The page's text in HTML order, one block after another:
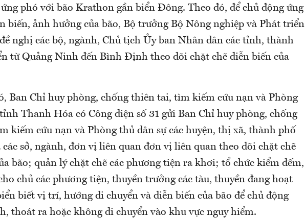
phó với bão Krathon gần biển Đông. Theo đó, để chủ động ứng
biến, ảnh hưởng của bão, Bộ trưởng Bộ Nông nghiệp và Phát triển
nghị các bộ, ngành, Chủ tịch Ủy ban Nhân dân các tỉnh, thành
từ Quảng Ninh đến Bình Định theo dõi chặt chẽ diễn biến của
Ban Chỉ huy phòng, chống thiên tai, tìm kiếm cứu nạn và Phòng
Thanh Hóa có Công điện số 31 gửi Ban Chỉ huy phòng, chống
kiếm cứu nạn và Phòng thủ dân sự các huyện, thị xã, thành phố
các sở, ngành, đơn vị liên quan đơn vị liên quan theo dõi chặt chẽ
bão; quản lý chặt chẽ các phương tiện ra khơi; tổ chức kiểm đếm,
chủ các phương tiện, thuyền trưởng các tàu, thuyền đang hoạt
biết vị trí, hướng di chuyển và diễn biến của bão để chủ động
thoát ra hoặc không di chuyển vào khu vực nguy hiểm.